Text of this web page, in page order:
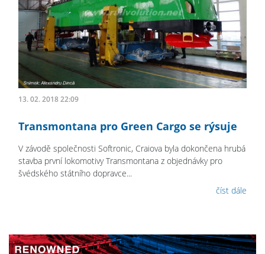
13. 02. 2018 22:09
Transmontana pro Green Cargo se rýsuje
V závodě společnosti Softronic, Craiova byla dokončena hrubá
stavba první lokomotivy Transmontana z objednávky pro
švédského státního dopravce...
číst dále